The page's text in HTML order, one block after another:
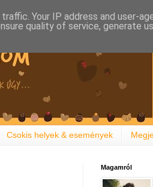
Csokis helyek & események
Magamról
Your IP address and user-
quality of service, generate